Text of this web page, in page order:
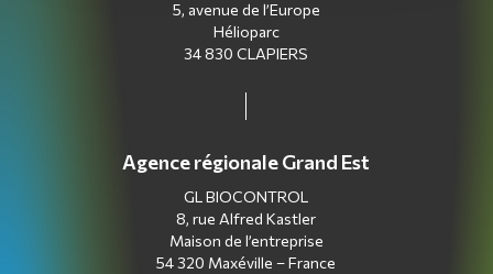
5, avenue de l’Europe
Hélioparc
34 830 CLAPIERS
Agence régionale Grand Est
GL BIOCONTROL
8, rue Alfred Kastler
Maison de l’entreprise
54 320 Maxéville – France